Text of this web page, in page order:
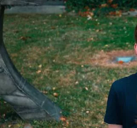
POSTPUNK
LO-
FI
GARAGE
EXPERIMENTAL
SYNTHPOP
PUNK
SHOEGAZE
SOUL